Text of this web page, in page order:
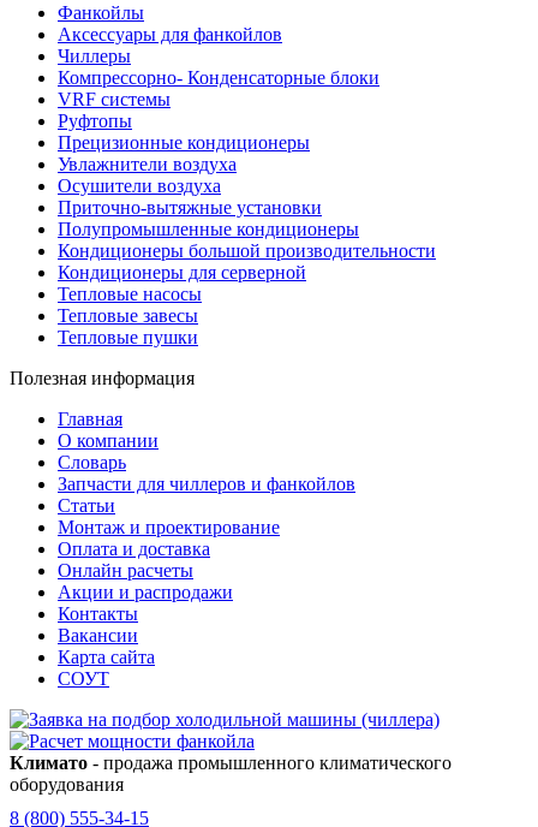
Фанкойлы
Аксессуары для фанкойлов
Чиллеры
Компрессорно- Конденсаторные блоки
VRF системы
Руфтопы
Прецизионные кондиционеры
Увлажнители воздуха
Осушители воздуха
Приточно-вытяжные установки
Полупромышленные кондиционеры
Кондиционеры большой производительности
Кондиционеры для серверной
Тепловые насосы
Тепловые завесы
Тепловые пушки
Полезная информация
Главная
О компании
Словарь
Запчасти для чиллеров и фанкойлов
Статьи
Монтаж и проектирование
Оплата и доставка
Онлайн расчеты
Акции и распродажи
Контакты
Вакансии
Карта сайта
СОУТ
Климато - продажа промышленного климатического
оборудования
8 (800) 555-34-15